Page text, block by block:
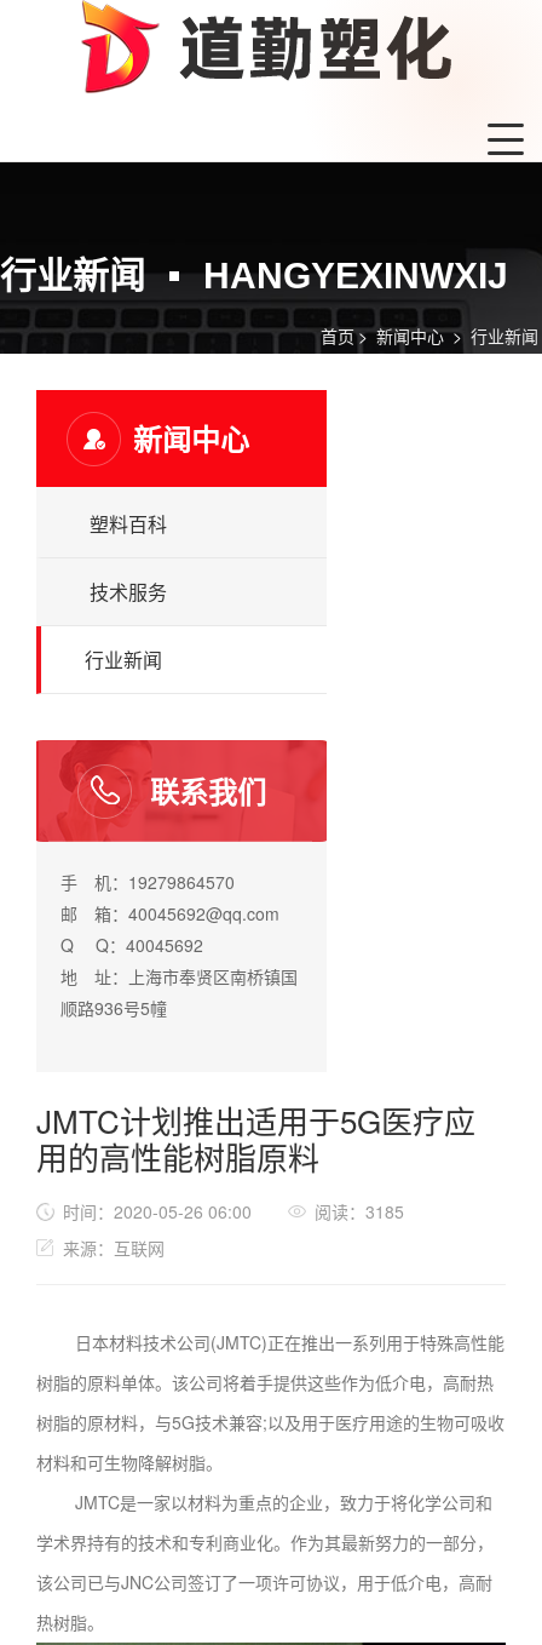
行业新闻 HANGYEXINWXIJ
首页 >新闻中心> 行业新闻
新闻中心
塑料百科
技术服务
行业新闻
联系我们
手 机：19279864570
邮 箱：40045692@qq.com
Q Q：40045692
地 址：上海市奉贤区南桥镇国
顺路936号5幢
JMTC计划推出适用于5G医疗应
用的高性能树脂原料
时间：2020-05-26 06:00
阅读：3185
来源：互联网
日本材料技术公司(JMTC)正在推出一系列用于特殊高性能
树脂的原料单体。该公司将着手提供这些作为低介电，高耐热
树脂的原材料，与5G技术兼容;以及用于医疗用途的生物可吸收
材料和可生物降解树脂。
JMTC是一家以材料为重点的企业，致力于将化学公司和
学术界持有的技术和专利商业化。作为其最新努力的一部分，
该公司已与JNC公司签订了一项许可协议，用于低介电，高耐
热树脂。